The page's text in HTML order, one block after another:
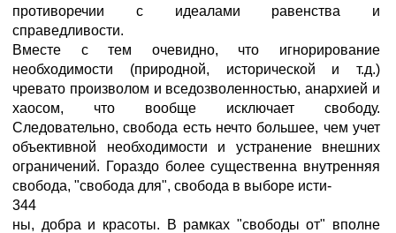
противоречии с идеалами равенства и
справедливости.
Вместе с тем очевидно, что игнорирование
необходимости (природной, исторической и т.д.)
чревато произволом и вседозволенностью, анархией и
хаосом, что вообще исключает свободу.
Следовательно, свобода есть нечто большее, чем учет
объективной необходимости и устранение внешних
ограничений. Гораздо более существенна внутренняя
свобода, "свобода для", свобода в выборе исти-
344
ны, добра и красоты. В рамках "свободы от" вполне